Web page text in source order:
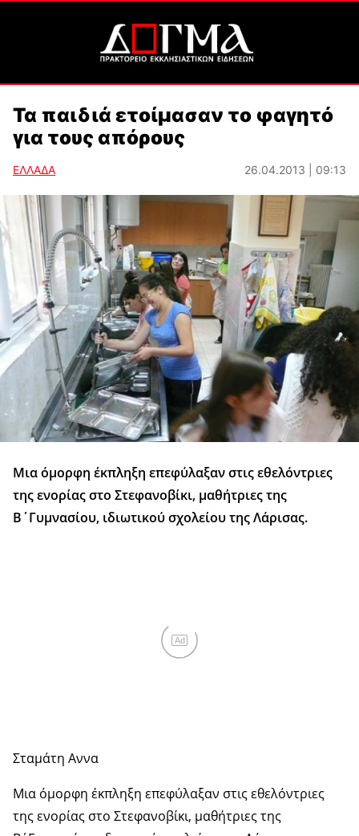
Τα παιδιά ετοίμασαν το φαγητό
για τους απόρους
ΕΛΛΑΔΑ 26.04.2013 | 09:13
Μια όμορφη έκπληξη επεφύλαξαν στις εθελόντριες
της ενορίας στο Στεφανοβίκι, μαθήτριες της
Β΄Γυμνασίου, ιδιωτικού σχολείου της Λάρισας.
Ad
Σταμάτη Αννα
Μια όμορφη έκπληξη επεφύλαξαν στις εθελόντριες
της ενορίας στο Στεφανοβίκι, μαθήτριες της